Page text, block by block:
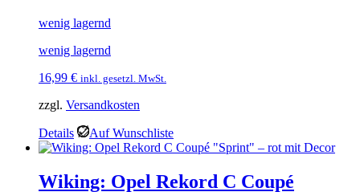
wenig lagernd
wenig lagernd
16,99 € inkl. gesetzl. MwSt.
zzgl. Versandkosten
Details Auf Wunschliste
Wiking: Opel Rekord C Coupé